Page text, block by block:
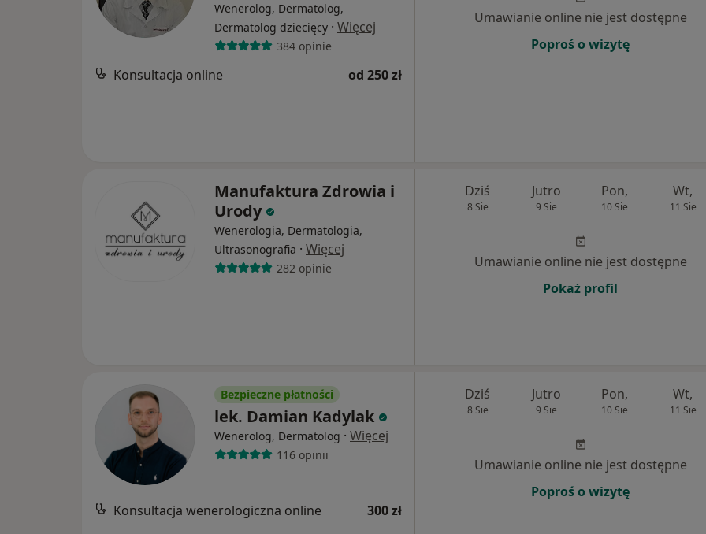
Wenerolog, Dermatolog,
Dermatolog dziecięcy · Więcej
384 opinie
Konsultacja online od 250 zł
Umawianie online nie jest dostępne
Poproś o wizytę
Manufaktura Zdrowia i
Urody
Wenerologia, Dermatologia,
Ultrasonografia · Więcej
282 opinie
Dziś
8 Sie
Jutro
9 Sie
Pon,
10 Sie
Wt,
11 Sie
Umawianie online nie jest dostępne
Pokaż profil
Bezpieczne płatności
lek. Damian Kadylak
Wenerolog, Dermatolog · Więcej
116 opinii
Konsultacja wenerologiczna online 300 zł
Dziś
8 Sie
Jutro
9 Sie
Pon,
10 Sie
Wt,
11 Sie
Umawianie online nie jest dostępne
Poproś o wizytę